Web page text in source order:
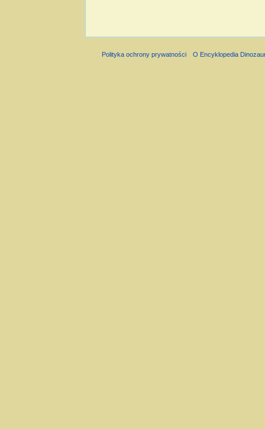
Polityka ochrony prywatności O Encyklopedia